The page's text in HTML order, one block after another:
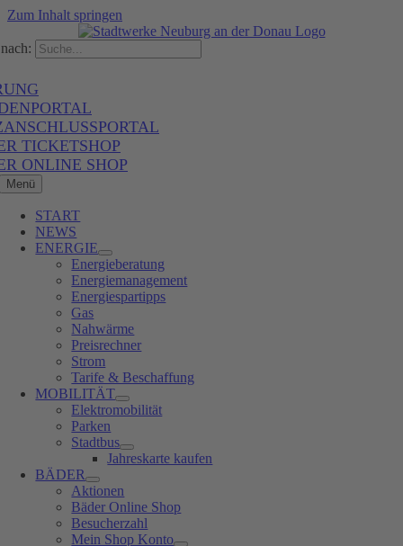
Zum Inhalt springen
TICKETSHOP
ONLINE SHOP
Menü
START
NEWS
ENERGIE
Energieberatung
Energiemanagement
Energiespartipps
Gas
Nahwärme
Preisrechner
Strom
Tarife & Beschaffung
MOBILITÄT
Elektromobilität
Parken
Stadtbus
Jahreskarte kaufen
BÄDER
Aktionen
Bäder Online Shop
Besucherzahl
Mein Shop Konto